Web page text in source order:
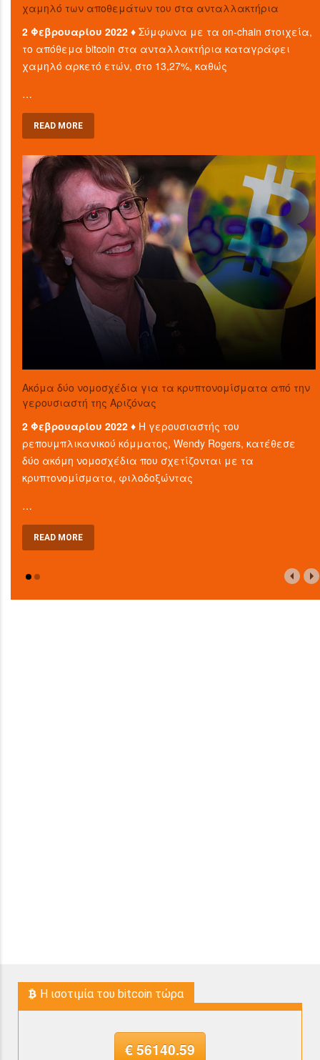
χαμηλό των αποθεμάτων του στα ανταλλακτήρια
2 Φεβρουαρίου 2022 ♦Σύμφωνα με τα on-chain στοιχεία,
το απόθεμα bitcoin στα ανταλλακτήρια καταγράφει
χαμηλό αρκετό ετών, στο 13,27%, καθώς
…
READ MORE
Ακόμα δύο νομοσχέδια για τα κρυπτονομίσματα από την
γερουσιαστή της Αριζόνας
2 Φεβρουαρίου 2022 ♦ Η γερουσιαστής του
ρεπουμπλικανικού κόμματος, Wendy Rogers, κατέθεσε
δύο ακόμη νομοσχέδια που σχετίζονται με τα
κρυπτονομίσματα, φιλοδοξώντας
…
READ MORE
H ισοτιμία του bitcoin τώρα
€ 56140.59